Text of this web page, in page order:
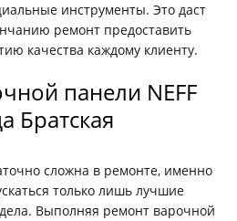
инструменты. Это даст
ремонт предоставить
качества каждому клиенту.
панели NEFF
Братская
сложна в ремонте, именно
только лишь лучшие
Выполняя ремонт варочной